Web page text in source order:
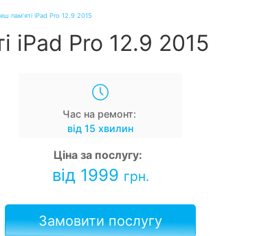
пам'яті iPad Pro 12.9 2015
iPad Pro 12.9 2015
Час на ремонт:
від 15 хвилин
Ціна за послугу:
від 1999 грн.
Замовити послугу